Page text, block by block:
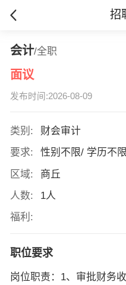
招
会计/全职
面议
发布时间:2026-08-09
类别:
财会审计
要求:
性别不限/ 学历不
区域:
商丘
人数:
1人
福利:
职位要求
岗位职责：1、审批财务